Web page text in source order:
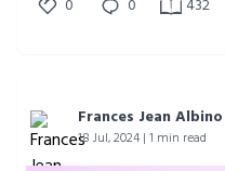
सहारे, लेकिन सच्चाई और
0 0 432
Frances Jean Albino
18 Jul, 2024 | 1 min read